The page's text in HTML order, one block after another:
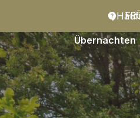
Übernachten